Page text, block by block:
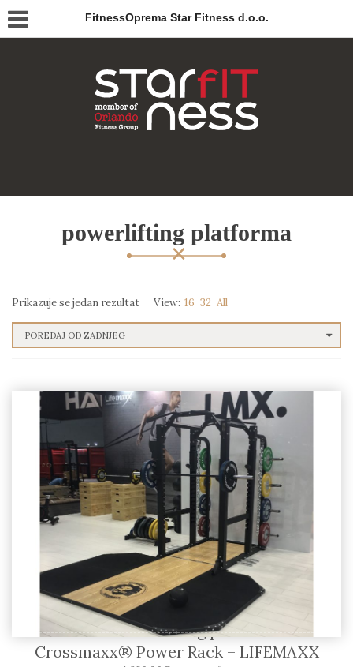
FitnessOprema Star Fitness d.o.o.
powerlifting platforma
Prikazuje se jedan rezultat View: 16 32 All
Crossmaxx® Lifting platforma &
Crossmaxx® Power Rack – LIFEMAXX